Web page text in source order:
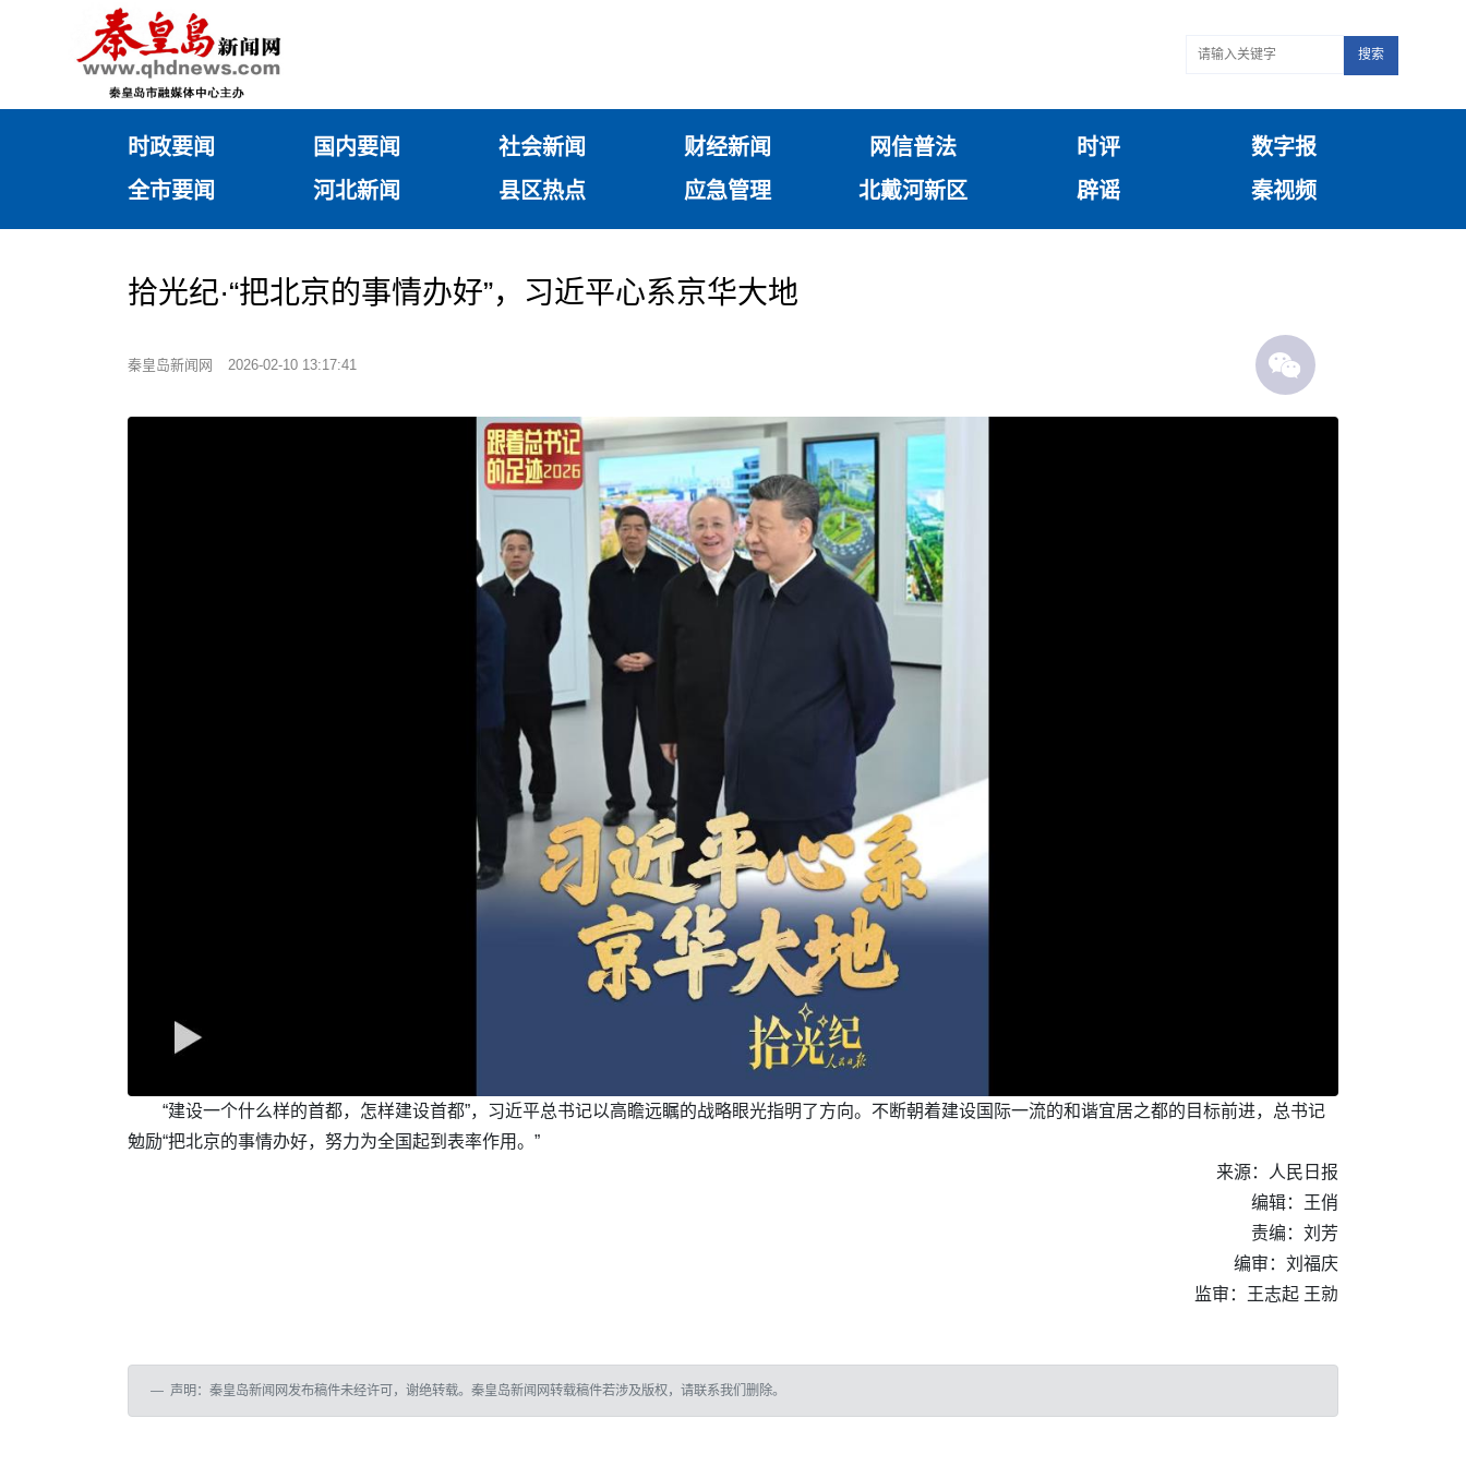
搜索
时政要闻 国内要闻 社会新闻 财经新闻 网信普法 时评
数字报
全市要闻
河北新闻 县区热点 应急管理 北戴河新区 辟谣 秦视频
拾光纪·“把北京的事情办好”，习近平心系京华大地
秦皇岛新闻网 2026-02-10 13:17:41
“建设一个什么样的首都，怎样建设首都”，习近平总书记以高瞻远瞩的战略眼光指明了方向。不断朝着建设国际一流的和谐宜居之都的目标前进，总书记
勉励“把北京的事情办好，努力为全国起到表率作用。”
来源：人民日报
编辑：王俏
责编：刘芳
编审：刘福庆
监审：王志起 王勍
声明：秦皇岛新闻网发布稿件未经许可，谢绝转载。秦皇岛新闻网转载稿件若涉及版权，请联系我们删除。